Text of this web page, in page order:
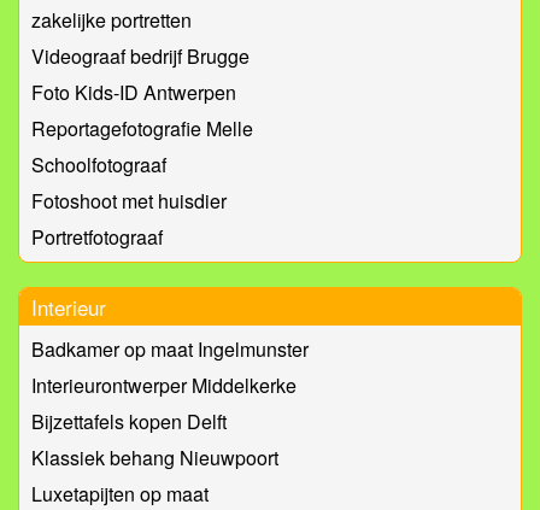
zakelijke portretten
Videograaf bedrijf Brugge
Foto Kids-ID Antwerpen
Reportagefotografie Melle
Schoolfotograaf
Fotoshoot met huisdier
Portretfotograaf
Interieur
Badkamer op maat Ingelmunster
Interieurontwerper Middelkerke
Bijzettafels kopen Delft
Klassiek behang Nieuwpoort
Luxetapijten op maat